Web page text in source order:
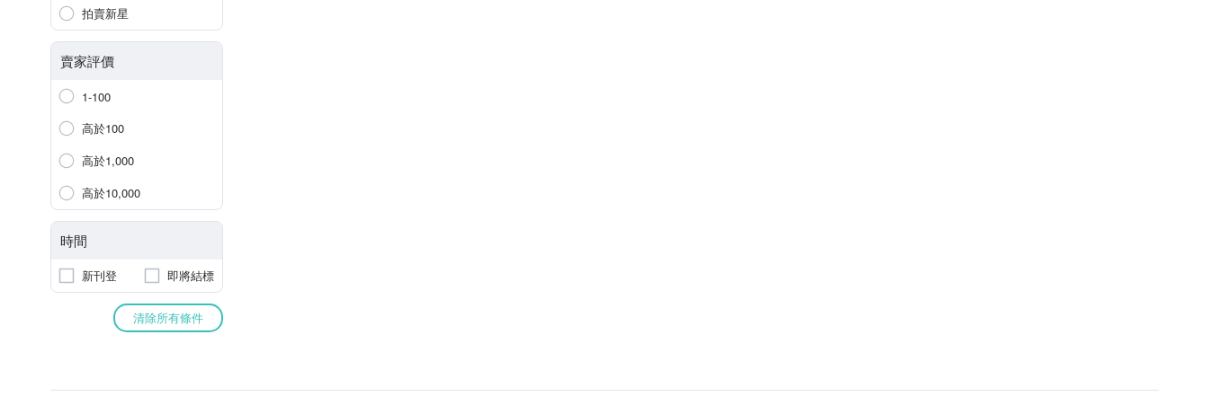
拍賣新星
賣家評價
1-100
高於100
高於1,000
高於10,000
時間
新刊登 即將結標
清除所有條件